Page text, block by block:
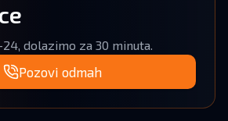
dolazimo za 30 minuta.
Pozovi odmah